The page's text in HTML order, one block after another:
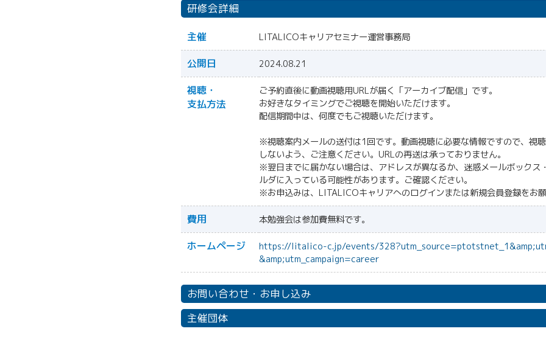
研修会詳細
主催 LITALICOキャリアセミナー運営事務局
公開日 2024.08.21
視聴・
支払方法
ご予約直後に動画視聴用URLが届く「アーカイブ配信」です。
お好きなタイミングでご視聴を開始いただけます。
配信期間中は、何度でもご視聴いただけます。
※視聴案内メールの送付は1回です。動画視聴に必要な情報ですので、視
しないよう、ご注意ください。URLの再送は承っておりません。
※翌日までに届かない場合は、アドレスが異なるか、迷惑メールボックス
ルダに入っている可能性があります。ご確認ください。
※お申込みは、LITALICOキャリアへのログインまたは新規会員登録をお願
費用 本勉強会は参加費無料です。
ホームページ
https://litalico-c.jp/events/
&amp;utm_campaign=career
お問い合わせ・お申し込み
主催団体